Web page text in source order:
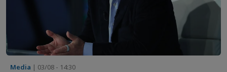
Media | 03/08 - 14:30